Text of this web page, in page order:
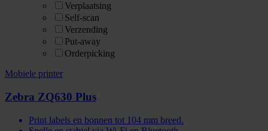
Verplaatsing
Self-scan
Verzending
Put-away
Orderpicking
Mobiele printer
Zebra ZQ630 Plus
Print labels en bonnen tot 104 mm breed.